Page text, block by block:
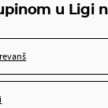
u Ligi
ne,